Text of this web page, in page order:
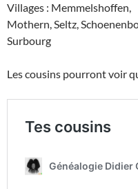
Villages : Memmelshoffen,
Mothern, Seltz,
Surbourg
Les cousins pourront voir